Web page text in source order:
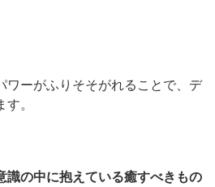
ワーがふりそそがれることで、デ
。
識の中に抱えている癒すべきもの